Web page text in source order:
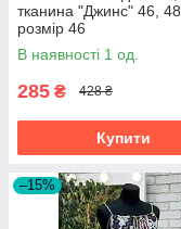
тканина "Джинс" 46, 48
розмір 46
В наявності 1 од.
285 ₴ 428 ₴
Купити
–15%